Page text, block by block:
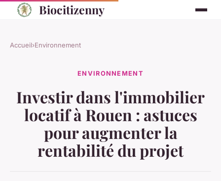
Biocitizenny
Accueil›Environnement
ENVIRONNEMENT
Investir dans l'immobilier
locatif à Rouen : astuces
pour augmenter la
rentabilité du projet